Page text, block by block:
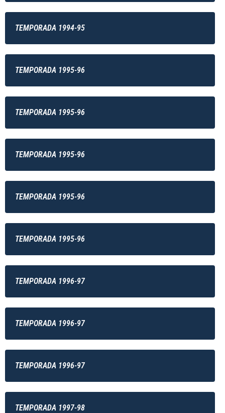
TEMPORADA 1994-95
TEMPORADA 1995-96
TEMPORADA 1995-96
TEMPORADA 1995-96
TEMPORADA 1995-96
TEMPORADA 1995-96
TEMPORADA 1996-97
TEMPORADA 1996-97
TEMPORADA 1996-97
TEMPORADA 1997-98